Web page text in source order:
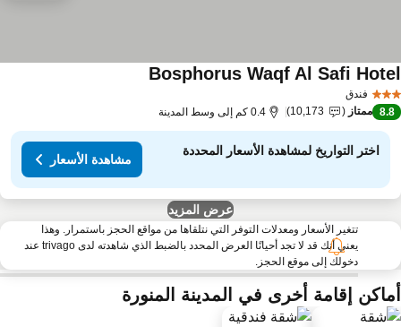
فندق
Bosphorus Waqf Al Safi
8.8 ممتاز 10,173 0.4 كم إلى وسط المدينة
اختر التواريخ لمشاهدة الأسعار المحددة
مشاهدة الأسعار
عرض المزيد
تتغير الأسعار ومعدلات التوفر التي نتلقاها من مواقع الحجز باستمرار. وهذا
يعني أنك قد لا تجد أحيانًا العرض المحدد بالضبط الذي شاهدته لدى trivago عند
دخولك إلى موقع الحجز.
إقامة أخرى في المدينة المنورة